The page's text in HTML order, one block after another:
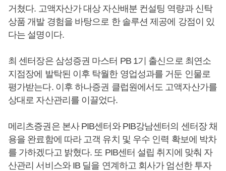
거쳤다. 고액자산가 대상 자산배분 컨설팅 역량과 신탁
상품 개발 경험을 바탕으로 한 솔루션 제공에 강점이 있
다는 설명이다.
최 센터장은 삼성증권 마스터 PB 1기 출신으로 최연소
지점장에 발탁된 이후 탁월한 영업성과를 거둔 인물로
평가받는다. 이후 하나증권 클럽원에서도 고액자산가를
상대로 자산관리를 이끌었다.
메리츠증권은 본사 PIB센터와 PIB강남센터의 센터장 채
용을 완료함에 따라 고객 유치 및 우수 인력 확보에 박차
를 가하겠다고 밝혔다. 또 PIB센터 설립 취지에 맞춰 자
산관리 서비스와 IB 딜을 연계하고 회사가 엄선한 투자